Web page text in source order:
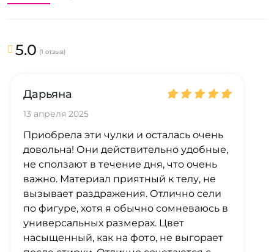
5.0 (1 отзыв)
Дарьяна
13 апреля 2025
Приобрела эти чулки и осталась очень
довольна! Они действительно удобные,
не сползают в течение дня, что очень
важно. Материал приятный к телу, не
вызывает раздражения. Отлично сели
по фигуре, хотя я обычно сомневаюсь в
универсальных размерах. Цвет
насыщенный, как на фото, не выгорает